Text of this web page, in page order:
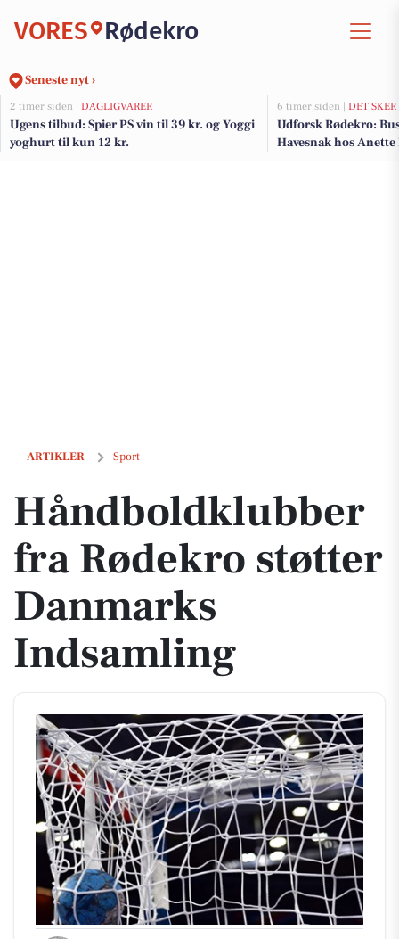
VORES Rødekro
Seneste nyt ›
2 timer siden | DAGLIGVARER
Ugens tilbud: Spier PS vin til 39 kr. og Yoggi
yoghurt til kun 12 kr.
6 timer siden | DET SKER
Udforsk Rødekro:
Havesnak hos
ARTIKLER Sport
Håndboldklubber fra Rødekro støtter Danmarks Indsamling
Håndboldklubber
fra Rødekro støtter
Danmarks
Indsamling